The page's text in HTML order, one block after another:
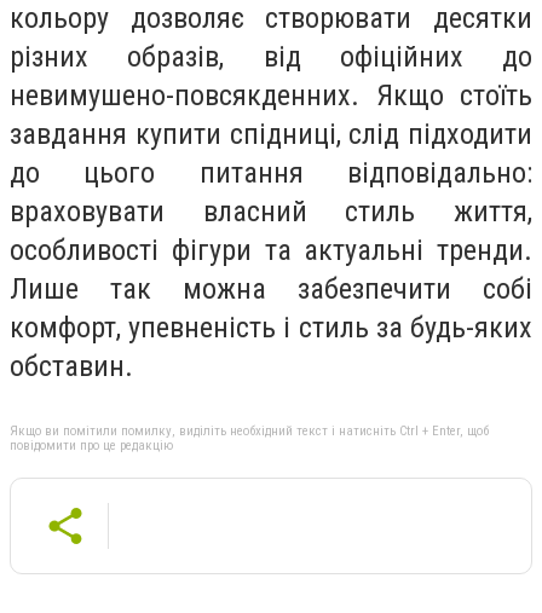
кольору дозволяє створювати десятки
різних образів, від офіційних до
невимушено-повсякденних. Якщо стоїть
завдання купити спідниці, слід підходити
до цього питання відповідально:
враховувати власний стиль життя,
особливості фігури та актуальні тренди.
Лише так можна забезпечити собі
комфорт, упевненість і стиль за будь-яких
обставин.
Якщо ви помітили помилку, виділіть необхідний текст і натисніть Ctrl + Enter, щоб
повідомити про це редакцію